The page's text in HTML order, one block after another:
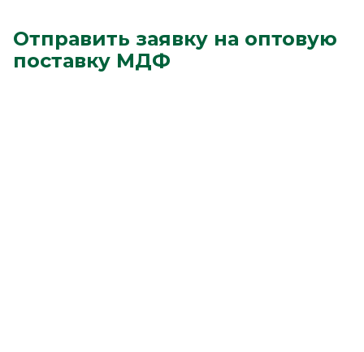
Отправить заявку на оптовую
поставку МДФ